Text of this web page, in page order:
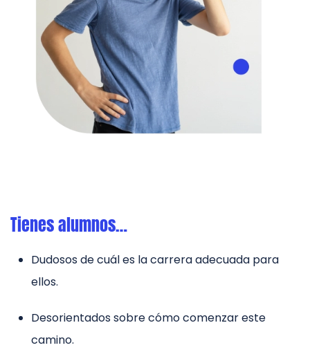
Tienes alumnos…
Dudosos de cuál es la carrera adecuada para
ellos.
Desorientados sobre cómo comenzar este
camino.